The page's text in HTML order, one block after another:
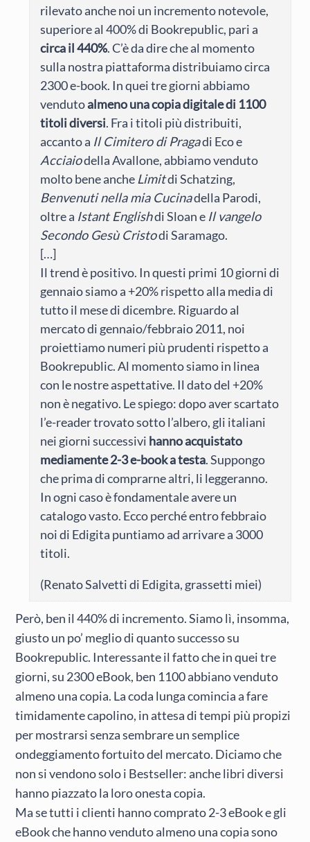
rilevato anche noi un incremento notevole,
superiore al 400% di Bookrepublic, pari a
circa il 440%. C’è da dire che al momento
sulla nostra piattaforma distribuiamo circa
2300 e-book. In quei tre giorni abbiamo
vendutoalmeno una copia digitale di 1100
titoli diversi. Fra i titoli più distribuiti,
accanto a Il Cimitero di Pragadi Eco e
Acciaiodella Avallone, abbiamo venduto
molto bene anche Limitdi Schatzing,
Benvenuti nella mia Cucinadella Parodi,
oltre a Istant Englishdi Sloan e Il vangelo
Secondo Gesù Cristodi Saramago.
[…]
Il trend è positivo. In questi primi 10 giorni di
gennaio siamo a +20% rispetto alla media di
tutto il mese di dicembre. Riguardo al
mercato di gennaio/febbraio 2011, noi
proiettiamo numeri più prudenti rispetto a
Bookrepublic. Al momento siamo in linea
con le nostre aspettative. Il dato del +20%
non è negativo. Le spiego: dopo aver scartato
l’e-reader trovato sotto l’albero, gli italiani
nei giorni successivi hanno acquistato
mediamente 2-3 e-book a testa. Suppongo
che prima di comprarne altri, li leggeranno.
In ogni caso è fondamentale avere un
catalogo vasto. Ecco perché entro febbraio
noi di Edigita puntiamo ad arrivare a 3000
titoli.
(Renato Salvetti di Edigita, grassetti miei)
Però, ben il 440% di incremento. Siamo lì, insomma,
giusto un po’ meglio di quanto successo su
Bookrepublic. Interessante il fatto che in quei tre
giorni, su 2300 eBook, ben 1100 abbiano venduto
almeno una copia. La coda lunga comincia a fare
timidamente capolino, in attesa di tempi più propizi
per mostrarsi senza sembrare un semplice
ondeggiamento fortuito del mercato. Diciamo che
non si vendono solo i Bestseller: anche libri diversi
hanno piazzato la loro onesta copia.
Ma se tutti i clienti hanno comprato 2-3 eBook e gli
eBook che hanno venduto almeno una copia sono